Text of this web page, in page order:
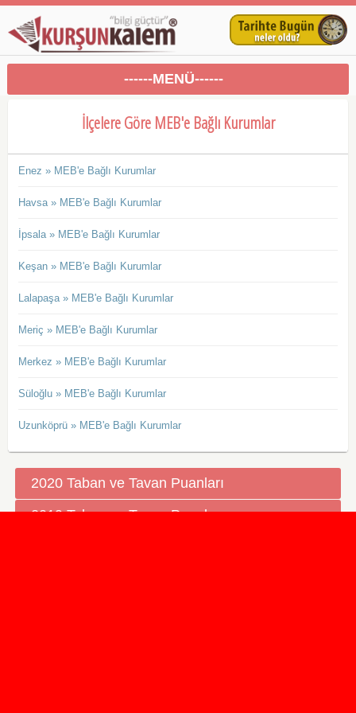
------MENÜ------
İlçelere Göre MEB'e Bağlı Kurumlar
Enez » MEB'e Bağlı Kurumlar
Havsa » MEB'e Bağlı Kurumlar
İpsala » MEB'e Bağlı Kurumlar
Keşan » MEB'e Bağlı Kurumlar
Lalapaşa » MEB'e Bağlı Kurumlar
Meriç » MEB'e Bağlı Kurumlar
Merkez » MEB'e Bağlı Kurumlar
Süloğlu » MEB'e Bağlı Kurumlar
Uzunköprü » MEB'e Bağlı Kurumlar
2020 Taban ve Tavan Puanları
2019 Taban ve Tavan Puanları